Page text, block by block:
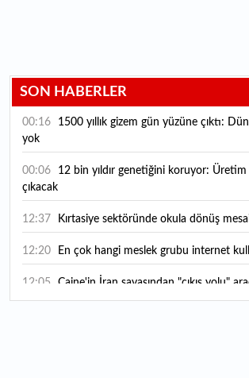
SON HABERLER
00:16
yok
00:06
çıkacak
12:37 Kırtasiye sektöründe okula dönüş
12:20 En çok hangi meslek grubu internet
12:05 Caine'in İran savaşından "çıkış yolu"